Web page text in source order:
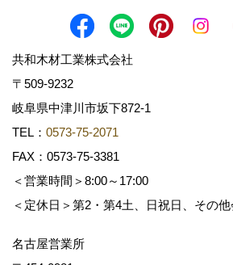
共和木材工業株式会社
〒509-9232
岐阜県中津川市坂下872‐1
TEL： 0573-75-2071
FAX：0573-75-3381
＜営業時間＞8:00～17:00
＜定休日＞第2・第4土、日祝日、その
名古屋営業所